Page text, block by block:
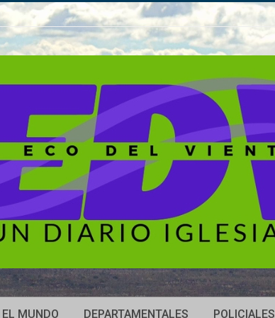
EL MUNDO DEPARTAMENTALES POLICIALES